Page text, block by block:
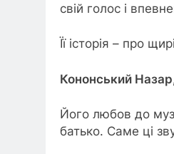
свій голос і
Її історія – про
Кононський
Його любов до
батько. Саме ці